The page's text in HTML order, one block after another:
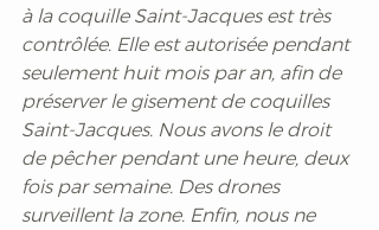
à la coquille Saint-Jacques est très
contrôlée. Elle est autorisée pendant
seulement huit mois par an, afin de
préserver le gisement de coquilles
Saint-Jacques. Nous avons le droit
de pêcher pendant une heure, deux
fois par semaine. Des drones
surveillent la zone. Enfin, nous ne